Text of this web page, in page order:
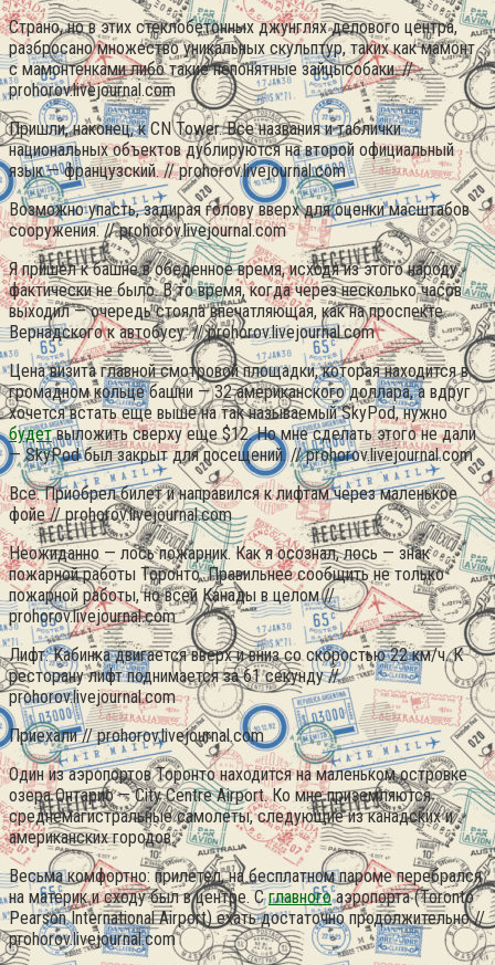
Страно, но в этих стеклобетонных джунглях делового центра,
разбросано множество уникальных скульптур, таких как мамонт
с мамонтенками либо такие непонятные зайцысобаки. //
prohorov.livejournal.com
Пришли, наконец, к CN Tower. Все названия и таблички
национальных объектов дублируются на второй официальный
язык — французский. // prohorov.livejournal.com
Возможно упасть, задирая голову вверх для оценки масштабов
сооружения. // prohorov.livejournal.com
Я пришел к башне в обеденное время, исходя из этого народу
фактически не было. В то время, когда через несколько часов
выходил — очередь стояла впечатляющая, как на проспекте
Вернадского к автобусу. // prohorov.livejournal.com
Цена визита главной смотровой площадки, которая находится в
громадном кольце башни — 32 американского доллара, а вдруг
хочется встать еще выше на так называемый SkyPod, нужно
будетвыложить сверху еще $12. Но мне сделать этого не дали
— SkyPod был закрыт для посещений. // prohorov.livejournal.com
Все. Приобрел билет и направился к лифтам через маленькое
фойе // prohorov.livejournal.com
Неожиданно — лось пожарник. Как я осознал, лось — знак
пожарной работы Торонто. Правильнее сообщить не только
пожарной работы, но всей Канады в целом //
prohorov.livejournal.com
Лифт. Кабинка двигается вверх и вниз со скоростью 22 км/ч. К
ресторану лифт поднимается за 61 секунду //
prohorov.livejournal.com
Приехали // prohorov.livejournal.com
Один из аэропортов Торонто находится на маленьком островке
озера Онтарио — City Centre Airport. Ко мне приземляются
среднемагистральные самолеты, следующие из канадских и
американских городов.
Весьма комфортно: прилетел, на бесплатном пароме перебрался
на материк и сходу был в центре. Сглавногоаэропорта (Toronto
Pearson International Airport) ехать достаточно продолжительно //
prohorov.livejournal.com